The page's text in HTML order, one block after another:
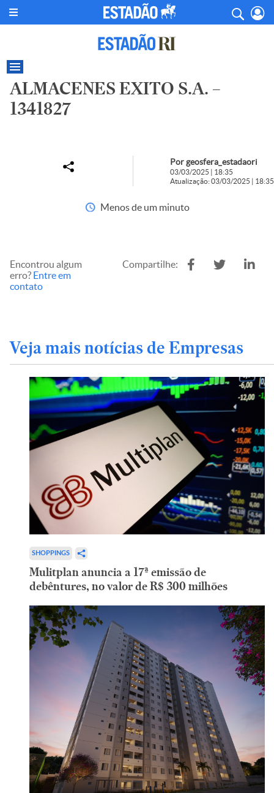
ALMACENES EXITO S.A. –
1341827
Por geosfera_estadaori
03/03/2025 | 18:35
Atualização: 03/03/2025 | 18:35
Menos de um minuto
Encontrou algum
erro? Entre em
contato
Compartilhe:
Veja mais notícias de Empresas
SHOPPINGS
Mulitplan anuncia a 17ª emissão de
debêntures, no valor de R$ 300 milhões